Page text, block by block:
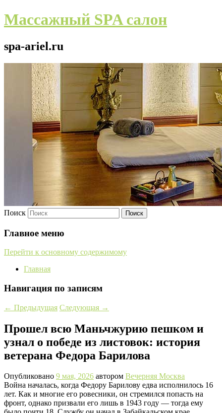
Массажный SPA салон
spa-ariel.ru
Поиск
Главное меню
Перейти к основному содержимому
Главная
Навигация по записям
← Предыдущая Следующая →
Прошел всю Маньчжурию пешком и
узнал о победе из листовок: история
ветерана Федора Барилова
Опубликовано 9 мая, 2026 автором Вечерняя Москва
Война началась, когда Федору Барилову едва исполнилось 16
лет. Как и многие его ровесники, он стремился попасть на
фронт, однако призвали его лишь в 1943 году — тогда ему